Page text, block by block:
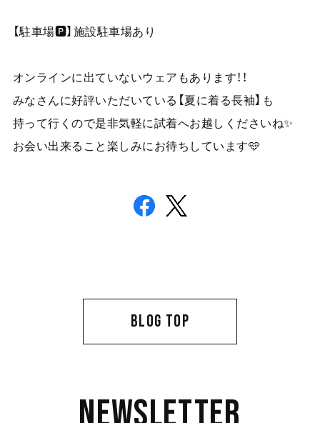
【駐車場🅿️】施設駐車場あり
オンラインに出ていないウェアもあります！！
みなさんに好評いただいている【夏に着る長袖】も
持って行くので是非気軽に試着へお越しくださいね✨
お会い出来ること楽しみにお待ちしています🩵
BLOG TOP